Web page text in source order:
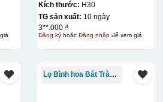
Kích thước: H30
TG sản xuất: 10 ngày
3**.000 ₫
Đăng kýhoặc Đăng nhậpđể xem giá
Lọ Bình hoa Bát Tràng in logo